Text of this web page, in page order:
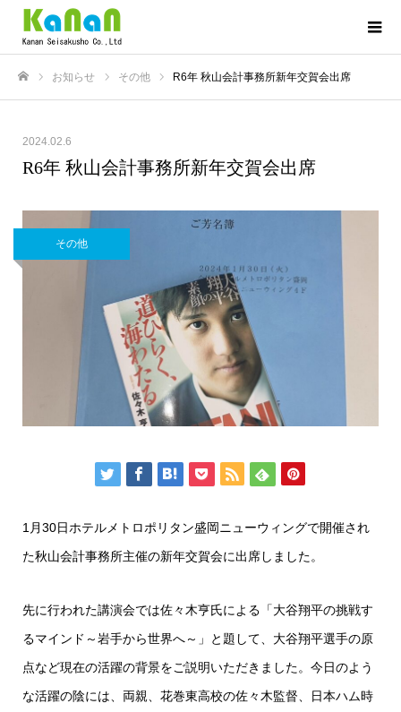
お知らせ その他 R6年 秋山会計事務所新年交賀会出席
2024.02.6
R6年 秋山会計事務所新年交賀会出席
その他
1月30日ホテルメトロポリタン盛岡ニューウィングで開催され
た秋山会計事務所主催の新年交賀会に出席しました。
先に行われた講演会では佐々木亨氏による「大谷翔平の挑戦す
るマインド～岩手から世界へ～」と題して、大谷翔平選手の原
点など現在の活躍の背景をご説明いただきました。今日のよう
な活躍の陰には、両親、花巻東高校の佐々木監督、日本ハム時